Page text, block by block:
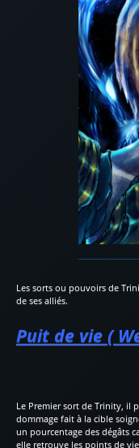
Les sorts ou pouvoirs de
de ses alliés.
Puit de vie (
Le Premier sort de Trinity, il
dommage fait à la cible
un pourcentage des dégâts
elle retrouve les points de